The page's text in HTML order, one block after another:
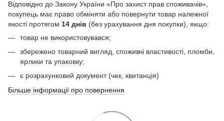
Відповідно до Закону України «Про захист прав споживачів»,
покупець має право обміняти або повернути товар належної
якості протягом 14 днів (без урахування дня покупки), якщо:
товар не використовувався;
збережено товарний вигляд, споживчі властивості, пломби,
ярлики та упаковку;
є розрахунковий документ (чек, квитанція)
Більше інформації про повернення